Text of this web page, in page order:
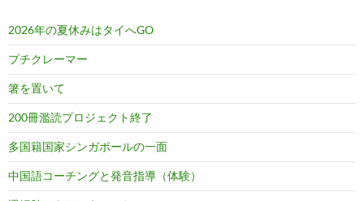
2026年の夏休みはタイへGO
プチクレーマー
箸を置いて
200冊濫読プロジェクト終了
多国籍国家シンガポールの一面
中国語コーチングと発音指導（体験）